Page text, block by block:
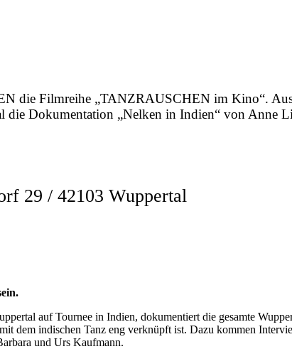
die Filmreihe „TANZRAUSCHEN im Kino“.
Dokumentation „Nelken in Indien“ von Anne
29 / 42103 Wuppertal
auf Tournee in Indien, dokumentiert die gesamte
dem indischen Tanz eng verknüpft ist. Dazu kommen
und Urs Kaufmann.